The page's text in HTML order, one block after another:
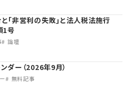
｢非営利の失敗｣と法人税法施行
1号
論壇
ダー（2026年9月）
無料記事